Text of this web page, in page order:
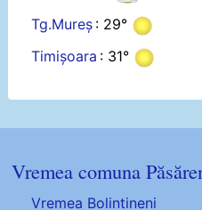
Tg.Mureș : 29°
Timișoara : 31°
Vremea comuna
Vremea Bolintineni